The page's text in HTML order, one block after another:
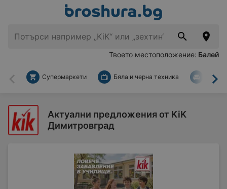
Твоето местоположение: Балей
Назад
Супермаркети Бяла и черна техника За
Актуални предложения от KiK
Димитровград